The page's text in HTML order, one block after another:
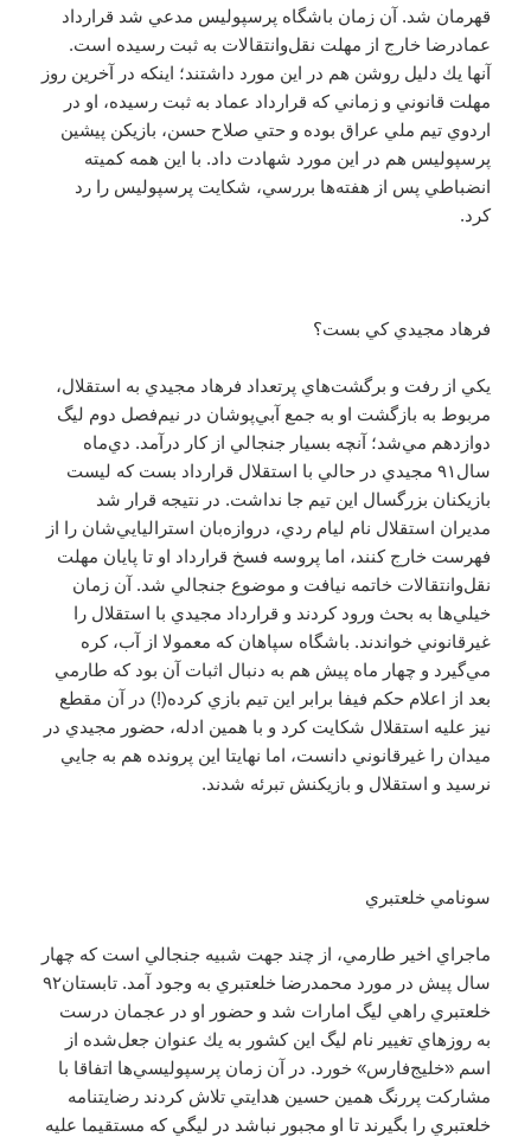
قهرمان شد. آن زمان باشگاه پرسپوليس مدعي شد قرارداد
عمادرضا خارج از مهلت نقل‌وانتقالات به ثبت رسيده است.
آنها يك دليل روشن هم در اين مورد داشتند؛ اينكه در آخرين روز
مهلت قانوني و زماني كه قرارداد عماد به ثبت رسيده، او در
اردوي تيم ملي عراق بوده و حتي صلاح حسن، بازيكن پيشين
پرسپوليس هم در اين مورد شهادت داد. با اين همه كميته
انضباطي پس از هفته‌ها بررسي، شكايت پرسپوليس را رد
كرد.
فرهاد مجيدي كي بست؟
يكي از رفت و برگشت‌هاي پرتعداد فرهاد مجيدي به استقلال،
مربوط به بازگشت او به جمع آبي‌پوشان در نيم‌فصل دوم ليگ
دوازدهم مي‌‎شد؛ آنچه بسيار جنجالي از كار درآمد. دي‌ماه
سال۹۱ مجيدي در حالي با استقلال قرارداد بست كه ليست
بازيكنان بزرگسال اين تيم جا نداشت. در نتيجه قرار شد
مديران استقلال نام ليام ردي، دروازه‌بان استراليايي‌شان را از
فهرست خارج كنند، اما پروسه فسخ قرارداد او تا پايان مهلت
نقل‌وانتقالات خاتمه نيافت و موضوع جنجالي شد. آن زمان
خيلي‌ها به بحث ورود كردند و قرارداد مجيدي با استقلال را
غيرقانوني خواندند. باشگاه سپاهان كه معمولا از آب، كره
مي‌گيرد و چهار ماه پيش هم به دنبال اثبات آن بود كه طارمي
بعد از اعلام حكم فيفا برابر اين تيم بازي كرده(!) در آن مقطع
نيز عليه استقلال شكايت كرد و با همين ادله، حضور مجيدي در
ميدان را غيرقانوني دانست، اما نهايتا اين پرونده هم به جايي
نرسيد و استقلال و بازيكنش تبرئه شدند.
سونامي خلعتبري
ماجراي اخير طارمي، از چند جهت شبيه جنجالي است كه چهار
سال پيش در مورد محمدرضا خلعتبري به وجود آمد. تابستان۹۲
خلعتبري راهي ليگ امارات شد و حضور او در عجمان درست
به روزهاي تغيير نام ليگ اين كشور به يك عنوان جعل‌شده از
اسم «خليج‌فارس» خورد. در آن زمان پرسپوليسي‌ها اتفاقا با
مشاركت پررنگ همين حسين هدايتي تلاش كردند رضايتنامه
خلعتبري را بگيرند تا او مجبور نباشد در ليگي كه مستقيما عليه